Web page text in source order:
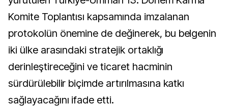
Komite Toplantısı kapsamında imzalanan
protokolün önemine de değinerek, bu belgenin
iki ülke arasındaki stratejik ortaklığı
derinleştireceğini ve ticaret hacminin
sürdürülebilir biçimde artırılmasına katkı
sağlayacağını ifade etti.